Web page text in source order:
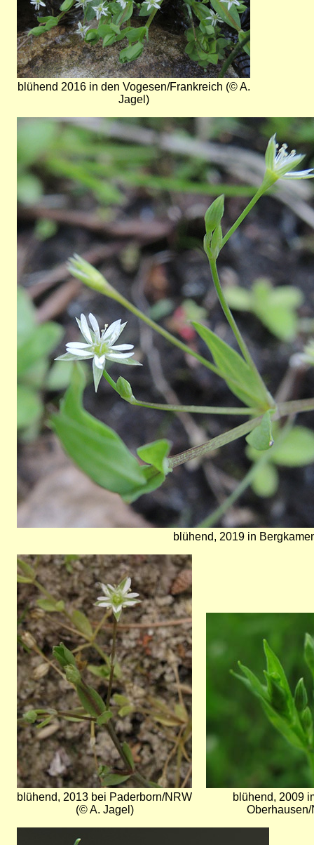
blühend 2016 in den Vogesen/Frankreich (© A.
Jagel)
Bild
blühend, 2019 in
Bild
blühend, 2013 bei Paderborn/NRW
(© A. Jagel)
blühend, 2009